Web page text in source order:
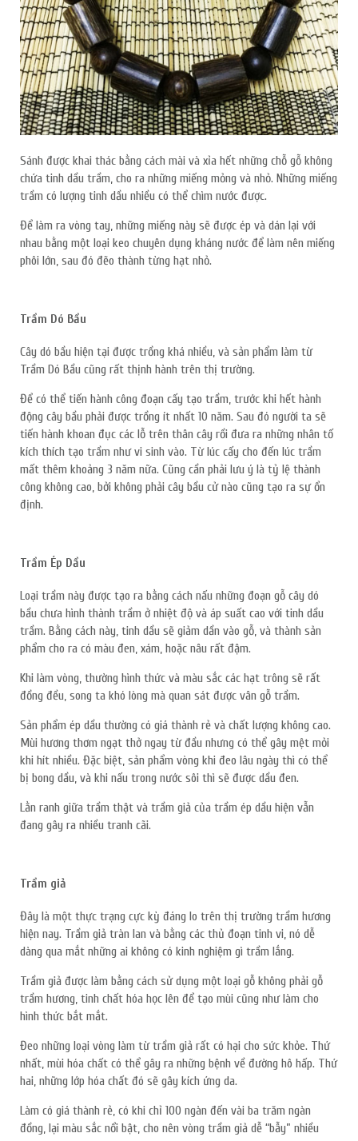
Sánh được khai thác bằng cách mài và xỉa hết những chỗ gỗ không
chứa tinh dầu trầm, cho ra những miếng mỏng và nhỏ. Những miếng
trầm có lượng tinh dầu nhiều có thể chìm nước được.
Để làm ra vòng tay, những miếng này sẽ được ép và dán lại với
nhau bằng một loại keo chuyên dụng kháng nước để làm nên miếng
phôi lớn, sau đó đẽo thành từng hạt nhỏ.
Trầm Dó Bầu
Cây dó bầu hiện tại được trồng khá nhiều, và sản phẩm làm từ
Trầm Dó Bầu cũng rất thịnh hành trên thị trường.
Để có thể tiến hành công đoạn cấy tạo trầm, trước khi hết hành
động cây bầu phải được trồng ít nhất 10 năm. Sau đó người ta sẽ
tiến hành khoan đục các lỗ trên thân cây rồi đưa ra những nhân tố
kích thích tạo trầm như vi sinh vào. Từ lúc cấy cho đến lúc trầm
mất thêm khoảng 3 năm nữa. Cũng cần phải lưu ý là tỷ lệ thành
công không cao, bởi không phải cây bầu cử nào cũng tạo ra sự ổn
định.
Trầm Ép Dầu
Loại trầm này được tạo ra bằng cách nấu những đoạn gỗ cây dó
bầu chưa hình thành trầm ở nhiệt độ và áp suất cao với tinh dầu
trầm. Bằng cách này, tinh dầu sẽ giảm dần vào gỗ, và thành sản
phẩm cho ra có màu đen, xám, hoặc nâu rất đậm.
Khi làm vòng, thường hình thức và màu sắc các hạt trông sẽ rất
đồng đều, song ta khó lòng mà quan sát được vân gỗ trầm.
Sản phẩm ép dầu thường có giá thành rẻ và chất lượng không cao.
Mùi hương thơm ngạt thở ngay từ đầu nhưng có thể gây mệt mỏi
khi hít nhiều. Đặc biệt, sản phẩm vòng khi đeo lâu ngày thì có thể
bị bong dầu, và khi nấu trong nước sôi thì sẽ được dầu đen.
Lằn ranh giữa trầm thật và trầm giả của trầm ép dầu hiện vẫn
đang gây ra nhiều tranh cãi.
Trầm giả
Đây là một thực trạng cực kỳ đáng lo trên thị trường trầm hương
hiện nay. Trầm giả tràn lan và bằng các thủ đoạn tinh vi, nó dễ
dàng qua mắt những ai không có kinh nghiệm gì trầm lắng.
Trầm giả được làm bằng cách sử dụng một loại gỗ không phải gỗ
trầm hương, tinh chất hóa học lên để tạo mùi cũng như làm cho
hình thức bắt mắt.
Đeo những loại vòng làm từ trầm giả rất có hại cho sức khỏe. Thứ
nhất, mùi hóa chất có thể gây ra những bệnh về đường hô hấp. Thứ
hai, những lớp hóa chất đó sẽ gây kích ứng da.
Làm có giá thành rẻ, có khi chỉ 100 ngàn đến vài ba trăm ngàn
đồng, lại màu sắc nổi bật, cho nên vòng trầm giả dễ “bẫy” nhiều